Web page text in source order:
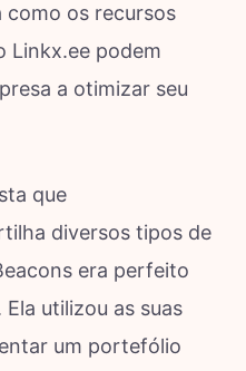
como os recursos
Linkx.ee podem
a otimizar seu
que
diversos tipos de
era perfeito
utilizou as suas
um portefólio